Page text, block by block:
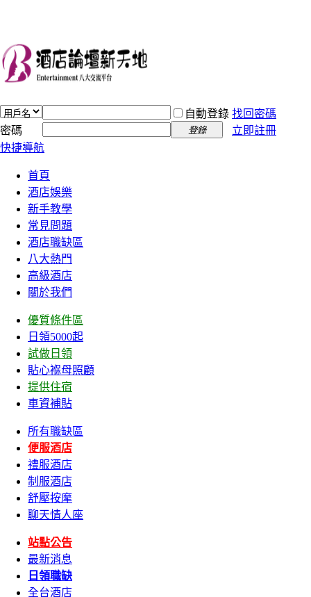
自動登錄 找回密碼
密碼
登錄
立即註冊
快捷導航
首頁
酒店娛樂
新手教學
常見問題
酒店職缺區
八大熱門
高級酒店
關於我們
優質條件區
日領5000起
試做日領
貼心褓母照顧
提供住宿
車資補貼
所有職缺區
便服酒店
禮服酒店
制服酒店
舒壓按摩
聊天情人座
站點公告
最新消息
日領職缺
全台酒店